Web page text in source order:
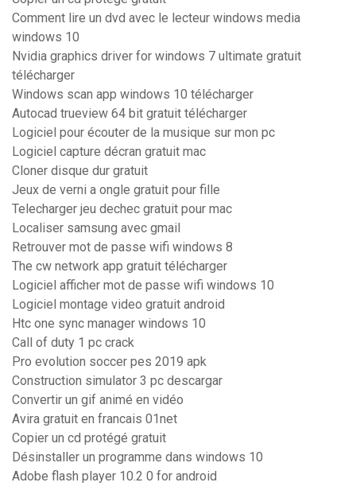
Comment lire un dvd avec le lecteur windows media
windows 10
Nvidia graphics driver for windows 7 ultimate gratuit
télécharger
Windows scan app windows 10 télécharger
Autocad trueview 64 bit gratuit télécharger
Logiciel pour écouter de la musique sur mon pc
Logiciel capture décran gratuit mac
Cloner disque dur gratuit
Jeux de verni a ongle gratuit pour fille
Telecharger jeu dechec gratuit pour mac
Localiser samsung avec gmail
Retrouver mot de passe wifi windows 8
The cw network app gratuit télécharger
Logiciel afficher mot de passe wifi windows 10
Logiciel montage video gratuit android
Htc one sync manager windows 10
Call of duty 1 pc crack
Pro evolution soccer pes 2019 apk
Construction simulator 3 pc descargar
Convertir un gif animé en vidéo
Avira gratuit en francais 01net
Copier un cd protégé gratuit
Désinstaller un programme dans windows 10
Adobe flash player 10.2 0 for android